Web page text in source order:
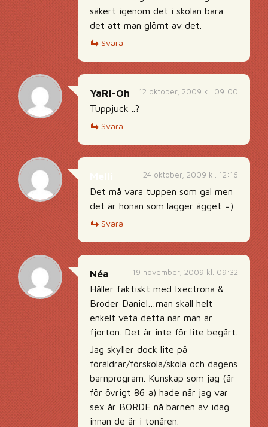
säkert igenom det i skolan bara
det att man glömt av det.
Svara
12 oktober, 2009 kl. 09:00
YaRi-Oh
Tuppjuck ..?
Svara
24 oktober, 2009 kl. 12:16
Det må vara tuppen som gal men
det är hönan som lägger ägget =)
Svara
19 november, 2009 kl. 09:32
Néa
Håller faktiskt med Ixectrona &
Broder Daniel…man skall helt
enkelt veta detta när man är
fjorton. Det är inte för lite begärt.
Jag skyller dock lite på
föräldrar/förskola/skola och dagens
barnprogram. Kunskap som jag (är
för övrigt 86:a) hade när jag var
sex år BORDE nå barnen av idag
innan de är i tonåren.